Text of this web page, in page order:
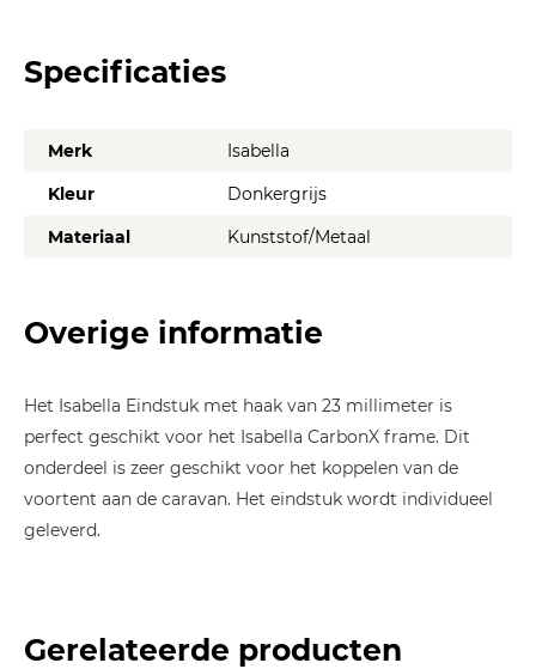
Specificaties
Merk
Isabella
Kleur
Donkergrijs
Materiaal
Kunststof/Metaal
Overige informatie
Het Isabella Eindstuk met haak van 23 millimeter is
perfect geschikt voor het Isabella CarbonX frame. Dit
onderdeel is zeer geschikt voor het koppelen van de
voortent aan de caravan. Het eindstuk wordt individueel
geleverd.
Gerelateerde producten